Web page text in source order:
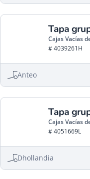
Tapa
Cajas Vacías
# 4039261H
Anteo
Tapa
Cajas Vacías
# 4051669L
Dhollandia